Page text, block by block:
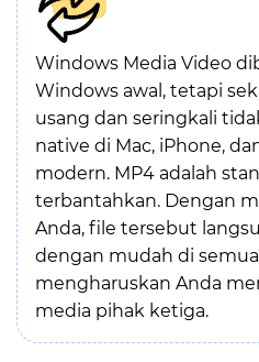
Windows Media Video
Windows awal, tetapi
usang dan seringkali
native di Mac, iPhone,
modern. MP4 adalah
terbantahkan. Dengan
Anda, file tersebut
dengan mudah di
mengharuskan Anda
media pihak ketiga.